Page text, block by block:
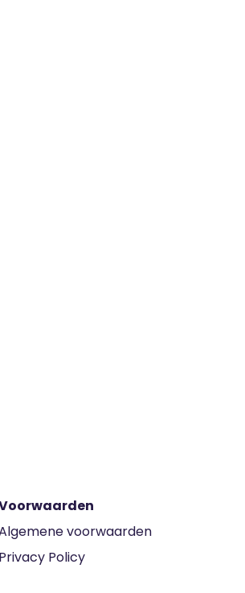
voorwaarden
Privacy Policy